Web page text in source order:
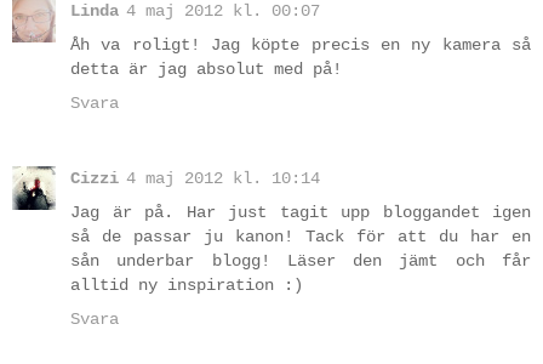
Linda 4 maj 2012 kl. 00:07
Åh va roligt! Jag köpte precis en ny kamera så
detta är jag absolut med på!
Svara
Cizzi 4 maj 2012 kl. 10:14
Jag är på. Har just tagit upp bloggandet igen
så de passar ju kanon! Tack för att du har en
sån underbar blogg! Läser den jämt och får
alltid ny inspiration :)
Svara